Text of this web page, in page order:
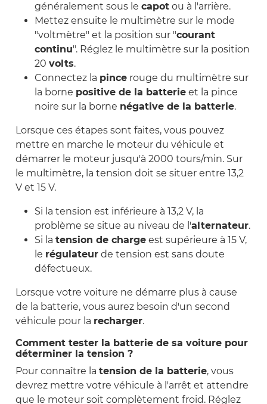
généralement sous le capot ou à l'arrière.
Mettez ensuite le multimètre sur le mode
"voltmètre" et la position sur "courant
continu". Réglez le multimètre sur la position
20 volts.
Connectez la pince rouge du multimètre sur
la borne positive de la batterie et la pince
noire sur la borne négative de la batterie.
Lorsque ces étapes sont faites, vous pouvez
mettre en marche le moteur du véhicule et
démarrer le moteur jusqu'à 2000 tours/min. Sur
le multimètre, la tension doit se situer entre 13,2
V et 15 V.
Si la tension est inférieure à 13,2 V, la
problème se situe au niveau de l'alternateur.
Si la tension de charge est supérieure à 15 V,
le régulateur de tension est sans doute
défectueux.
Lorsque votre voiture ne démarre plus à cause
de la batterie, vous aurez besoin d'un second
véhicule pour la recharger.
Comment tester la batterie de sa voiture pour
déterminer la tension ?
Pour connaître la tension de la batterie, vous
devrez mettre votre véhicule à l'arrêt et attendre
que le moteur soit complètement froid. Réglez